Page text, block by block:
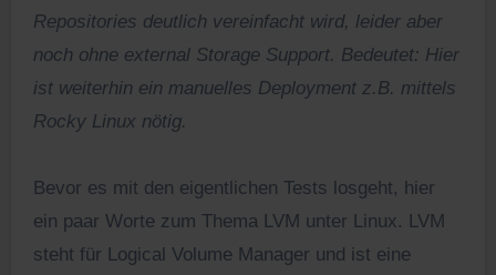
Repositories deutlich vereinfacht wird, leider aber
noch ohne external Storage Support. Bedeutet: Hier
ist weiterhin ein manuelles Deployment z.B. mittels
Rocky Linux nötig.
Bevor es mit den eigentlichen Tests losgeht, hier
ein paar Worte zum Thema LVM unter Linux. LVM
steht für Logical Volume Manager und ist eine